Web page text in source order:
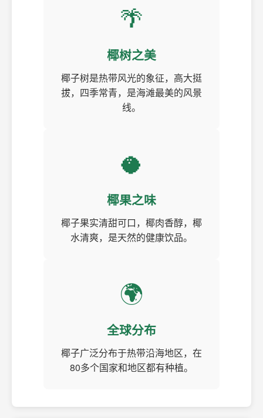
🌴
椰树之美
椰子树是热带风光的象征，高大挺
拔，四季常青，是海滩最美的风景
线。
🥥
椰果之味
椰子果实清甜可口，椰肉香醇，椰
水清爽，是天然的健康饮品。
🌍
全球分布
椰子广泛分布于热带沿海地区，在
80多个国家和地区都有种植。